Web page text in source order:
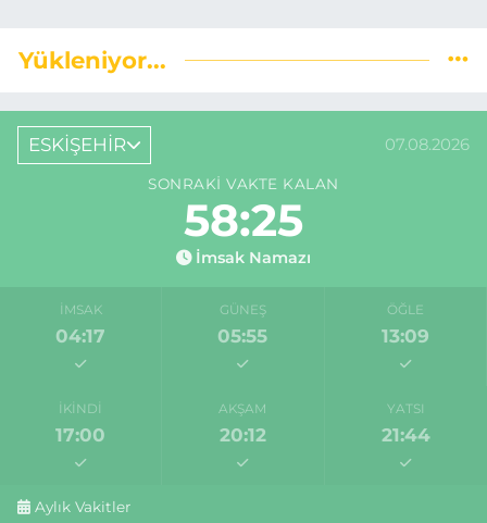
Yükleniyor...
ESKİŞEHİR 07.08.2026
SONRAKI VAKTE KALAN
58:24
İmsak Namazı
İMSAK
04:17
GÜNEŞ
05:55
ÖĞLE
13:09
İKINDI
17:00
AKŞAM
20:12
YATSI
21:44
Aylık Vakitler